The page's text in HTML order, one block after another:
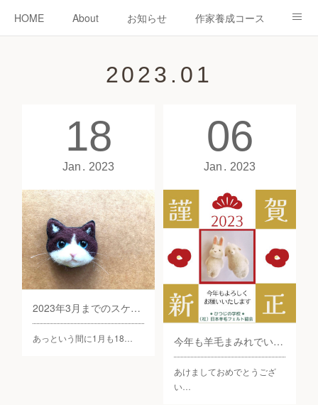
HOME About お知らせ 作家養成コース
2023 . 01
18
Jan 2023
2023年3月までのスケジュール
あっという間に1月も18…
06
Jan 2023
今年も羊毛まみれでいきましょう
あけましておめでとうござ
い…